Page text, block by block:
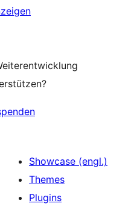
Showcase (engl.)
Themes
Plugins